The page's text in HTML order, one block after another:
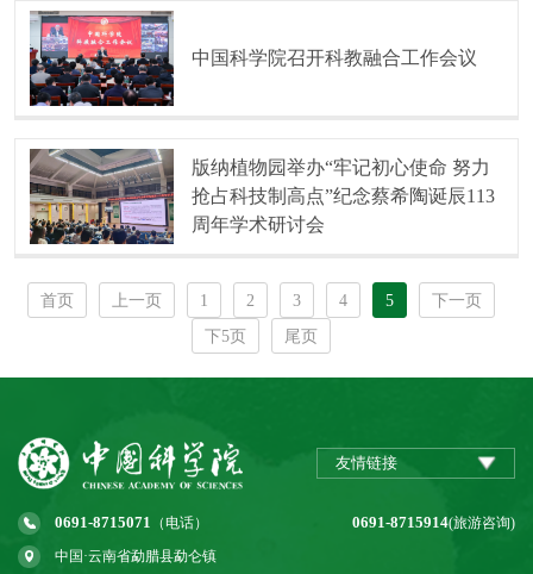
中国科学院召开科教融合工作会议
版纳植物园举办“牢记初心使命 努力
抢占科技制高点”纪念蔡希陶诞辰113
周年学术研讨会
首页 上一页 1 2 3 4 5
下一页
下5页
尾页
友情链接
0691-8715071 （电话） 0691-8715914(旅游咨询)
中国·云南省勐腊县勐仑镇